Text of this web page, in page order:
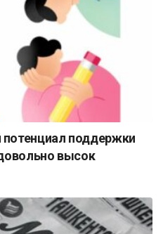
поддержки
высок